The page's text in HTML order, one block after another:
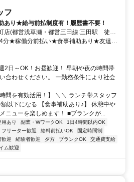
フ
あり★給与前払制度有！履歴書不要！
(都営浅草瀬・都営三田線:三田駅 徒歩2
4分★稼働分前払い★食事補助あり★友達紹
日～OK！お昼歓迎！ 早朝や夜の時間帯
合わせください。 ー勤務条件により社会
間を有効活用！】 ＼＼ ランチ帯スタッフ
以下になる 【食事補助あり♪】 休憩中や
ニューを楽しめます！ ■ブランクが...
用あり 副業・WワークOK
1日4時間以内OK
フリーター歓迎 給料前払いOK
固定時間制
歓迎 経験者歓迎 夕方 ブランクOK
交通費支給
ム歓迎